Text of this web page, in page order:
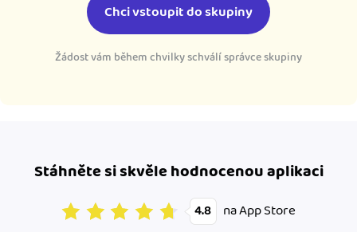
Chci vstoupit do skupiny
Žádost vám během chvilky schválí správce skupiny
Stáhněte si skvěle hodnocenou aplikaci
4.8 na App Store